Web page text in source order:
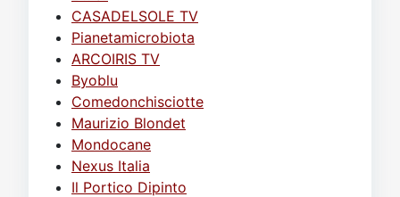
CASADELSOLE TV
Pianetamicrobiota
ARCOIRIS TV
Byoblu
Comedonchisciotte
Maurizio Blondet
Mondocane
Nexus Italia
Il Portico Dipinto